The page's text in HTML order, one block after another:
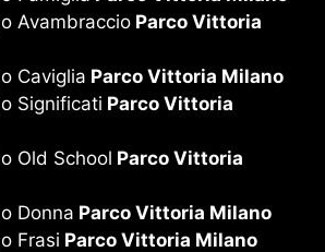
Avambraccio Parco Vittoria
Caviglia Parco Vittoria Milano
Significati Parco Vittoria
Old School Parco Vittoria
Donna Parco Vittoria Milano
Frasi Parco Vittoria Milano